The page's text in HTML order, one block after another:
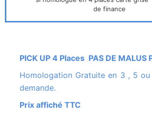
de finance
PICK UP 4 Places PAS DE MALUS
Homologation Gratuite en 3 , 5 ou 6 Places sur
demande.
Prix affiché TTC